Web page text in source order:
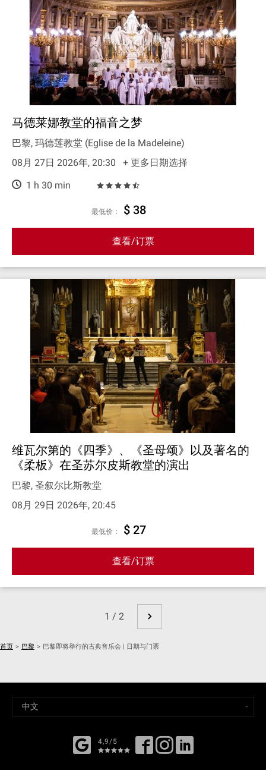
马德莱娜教堂的福音之梦
巴黎, 玛德莲教堂 (Eglise de la Madeleine)
08月 27日 2026年, 20:30
+ 更多日期选择
1 h 30 min
最低价： $ 38
查看/订票
维瓦尔第的《四季》、《圣母颂》以及著名的
《柔板》在圣苏尔皮斯教堂的演出
巴黎, 圣叙尔比斯教堂
08月 29日 2026年, 20:45
最低价： $ 27
查看/订票
1 / 2
首页 > 巴黎 > 巴黎即将举行的古典音乐会 | 日期与门票
4,9/5